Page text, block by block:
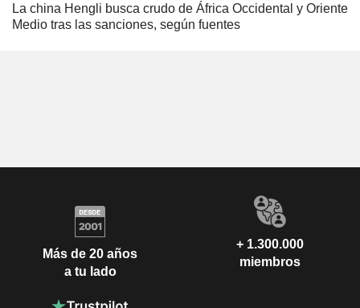
La china Hengli busca crudo de África Occidental y Oriente
Medio tras las sanciones, según fuentes
Más de 20 años
a tu lado
+ 1.300.000
miembros